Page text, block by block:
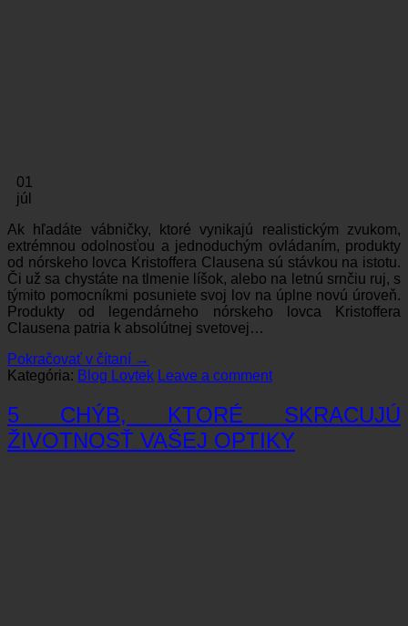
01
júl
Ak hľadáte vábničky, ktoré vynikajú realistickým zvukom,
extrémnou odolnosťou a jednoduchým ovládaním, produkty
od nórskeho lovca Kristoffera Clausena sú stávkou na istotu.
Či už sa chystáte na tlmenie líšok, alebo na letnú srnčiu ruj, s
týmito pomocníkmi posuniete svoj lov na úplne novú úroveň.
Produkty od legendárneho nórskeho lovca Kristoffera
Clausena patria k absolútnej svetovej…
Pokračovať v čítaní →
Kategória: Blog Lovtek Leave a comment
5 CHÝB, KTORÉ SKRACUJÚ
ŽIVOTNOSŤ VAŠEJ OPTIKY